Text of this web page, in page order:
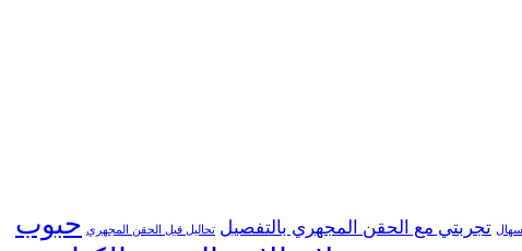
تجربتي مع الحقن المجهري بالتفصيل تحاليل قبل الحقن المجهري حبوب